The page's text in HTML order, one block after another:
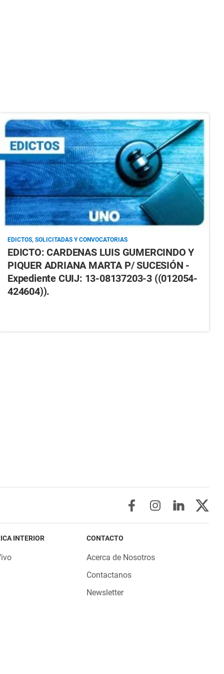
EDICTOS, SOLICITADAS Y CONVOCATORIAS
EDICTO: CARDENAS LUIS GUMERCINDO Y
PIQUER ADRIANA MARTA P/ SUCESIÓN -
Expediente CUIJ: 13-08137203-3 ((012054-
424604)).
INTERIOR CONTACTO
Acerca de Nosotros
Contactanos
Newsletter